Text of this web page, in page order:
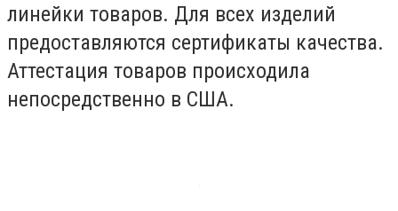
линейки товаров. Для всех изделий
предоставляются сертификаты качества.
Аттестация товаров происходила
непосредственно в США.